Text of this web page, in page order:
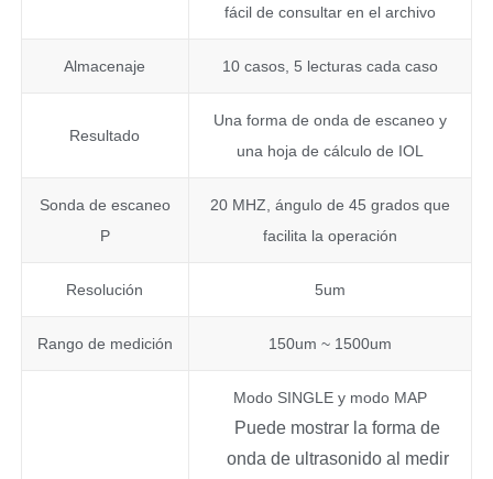
fácil de consultar en el archivo
Almacenaje 10 casos, 5 lecturas cada caso
Resultado
Una forma de onda de escaneo y
una hoja de cálculo de IOL
Sonda de escaneo
P
20 MHZ, ángulo de 45 grados que
facilita la operación
Resolución 5um
Rango de medición 150um ~ 1500um
Modo SINGLE y modo MAP
Puede mostrar la forma de
onda de ultrasonido al medir